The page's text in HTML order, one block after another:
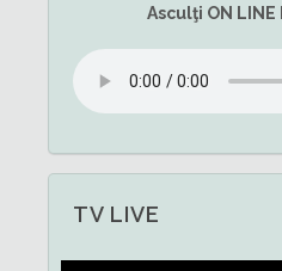
Asculţi ON LINE
TV LIVE